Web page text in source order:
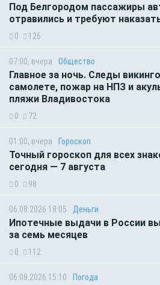
Под Белгородом пассажиры
отравились и требуют
0 126
07:00, вчера Общество
Главное за ночь. Следы
самолете, пожар на НПЗ и
пляжи Владивостока
0 72
01:00, вчера Гороскоп
Точный гороскоп для всех
сегодня — 7 августа
0 98
06.08.2026 18:05 Деньги
Ипотечные выдачи в России
за семь месяцев
0 112
06.08.2026 15:10 Погода